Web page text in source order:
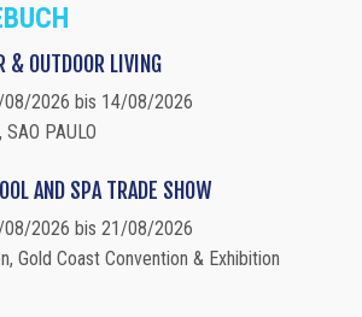
& OUTDOOR LIVING
2026 bis 14/08/2026
SAO PAULO
AND SPA TRADE SHOW
2026 bis 21/08/2026
Gold Coast Convention & Exhibition